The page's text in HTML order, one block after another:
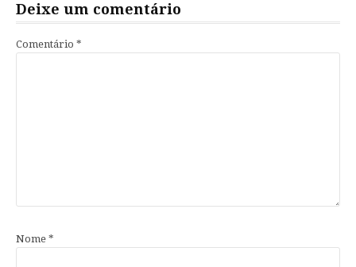
Deixe um comentário
Comentário *
Nome *